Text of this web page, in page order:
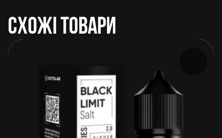
СХОЖІ ТОВАРИ